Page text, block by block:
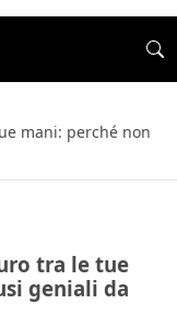
mani: perché non
tra le tue
geniali da